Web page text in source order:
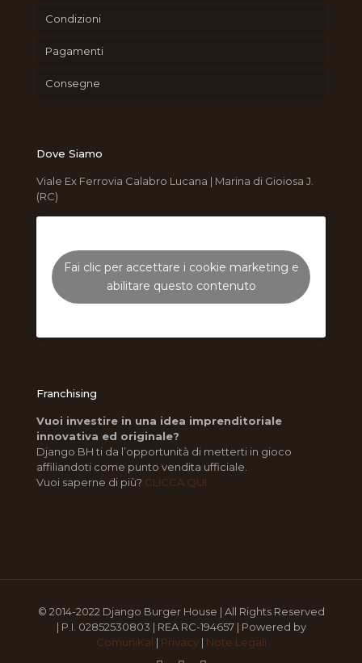
Condizioni
Pagamenti
Consegne
Dove Siamo
Viale Ex Ferrovia Calabro Lucana | Marina di Gioiosa J.
(RC)
Fai clic per accettare i cookie marketing e
abilitare questo contenuto
Franchising
Vuoi investire in una idea imprenditoriale
innovativa ed originale?
Django BH ti da l’opportunità di metterti in gioco
affiliandoti come punto vendita ufficiale.
Vuoi saperne di più? CLICCA QUI
© 2014-2022 Django Burger House | All Rights Reserved
| P.I. 02852530803 | REA RC-194657 | Powered by
ComuniKal | Privacy| Note Legali